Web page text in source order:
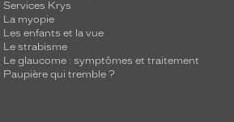
Services Krys
La myopie
Les enfants et la vue
Le strabisme
Le glaucome : symptômes et traitement
Paupière qui tremble ?